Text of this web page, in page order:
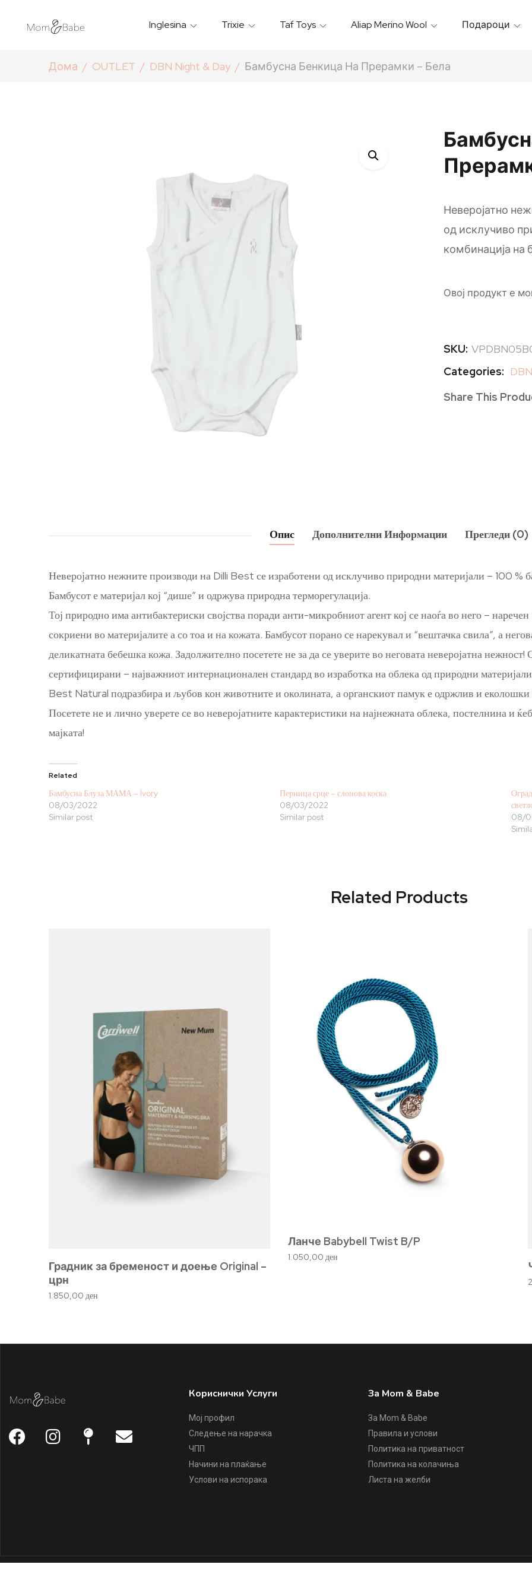
Inglesina Trixie Taf Toys Aliap Merino Wool Подароци
Дома OUTLET DBN Night & Day Бамбусна Бенкица На Прерамки – Бела
Неверојатно
од исклучиво
комбинација на
Овој продукт е
SKU:
Categories:
Share This
Опис Дополнителни Информации Прегледи (0)
Неверојатно нежните производи на Dilli Best се изработени од исклучиво природни материјали – 100 %
Бамбусот е материјал кој “дише” и одржува природна терморегулација.
Тој природно има антибактериски својства поради анти-микробниот агент кој се наоѓа во него –
сокриени во материјалите а со тоа и на кожата. Бамбусот порано се нарекувал и “вештачка свила”, а
деликатната бебешка кожа. Задолжително посетете не за да се уверите во неговата неверојатна
сертифицирани – најважниот интернационален стандард во изработка на облека од природни
Best Natural подразбира и љубов кон животните и околината, а органскиот памук е одржлив и еколошки
Посетете не и лично уверете се во неверојатните карактеристики на најнежната облека, постелнина и
мајката!
Related
Бамбусна Блуза МАМА – Ivory
08/03/2022
Similar post
Перница срце – слонова коска
08/03/2022
Similar post
08/
Related Products
Градник за бременост и доење Original –
црн
1.850,00 ден
Ланче Babybell Twist B/P
1.050,00ден
Кориснички Услуги
Мој профил
Следење на нарачка
ЧПП
Начини на плаќање
Услови на испорака
За Mom & Babe
За Mom & Babe
Правила и услови
Политика на приватност
Политика на колачиња
Листа на желби